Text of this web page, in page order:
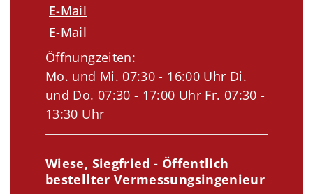
E-Mail
E-Mail
Öffnungzeiten:
Mo. und Mi. 07:30 - 16:00 Uhr Di.
und Do. 07:30 - 17:00 Uhr Fr. 07:30 -
13:30 Uhr
Wiese, Siegfried - Öffentlich
bestellter Vermessungsingenieur